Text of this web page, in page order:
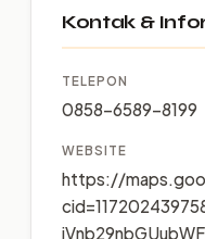
Kontak &
TELEPON
0858-6589-8199
WEBSITE
https://